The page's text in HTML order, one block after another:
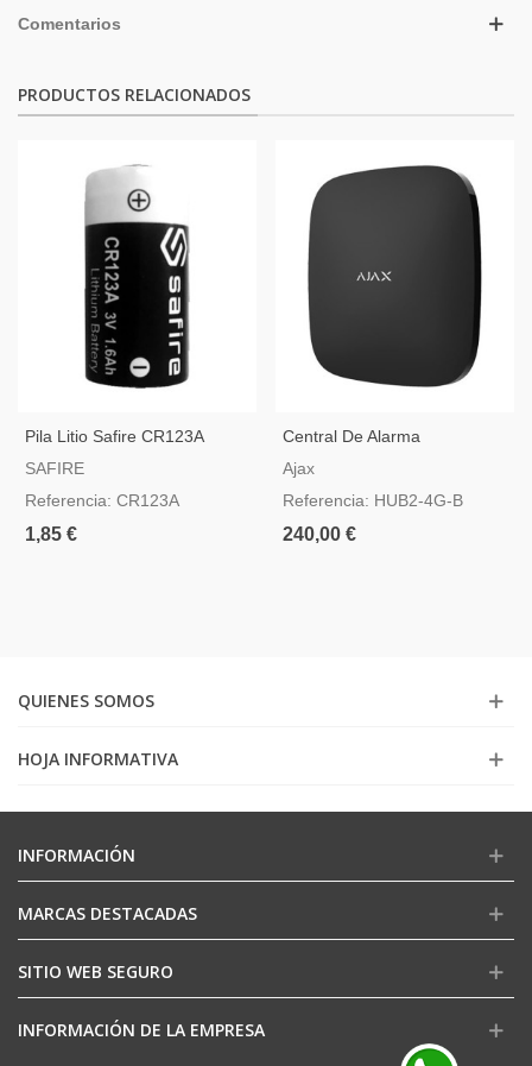
Comentarios
PRODUCTOS RELACIONADOS
Pila Litio Safire CR123A
SAFIRE
Referencia: CR123A
1,85 €
Central De Alarma
Profesional Ajax Hub2-4G-B
Ajax
Referencia: HUB2-4G-B
240,00 €
QUIENES SOMOS
HOJA INFORMATIVA
INFORMACIÓN
MARCAS DESTACADAS
SITIO WEB SEGURO
INFORMACIÓN DE LA EMPRESA